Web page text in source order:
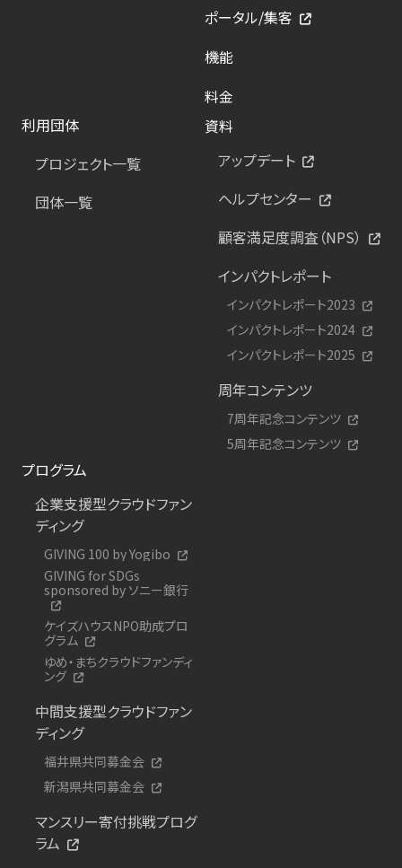
ポータル/集客
機能
料金
利用団体
プロジェクト一覧
団体一覧
資料
アップデート
ヘルプセンター
顧客満足度調査（NPS）
インパクトレポート
インパクトレポート2023
インパクトレポート2024
インパクトレポート2025
周年コンテンツ
7周年記念コンテンツ
5周年記念コンテンツ
プログラム
企業支援型クラウドファン
ディング
GIVING 100 by Yogibo
GIVING for SDGs
sponsored by ソニー銀行
ケイズハウスNPO助成プロ
グラム
ゆめ・まちクラウドファンディ
ング
中間支援型クラウドファン
ディング
福井県共同募金会
新潟県共同募金会
マンスリー寄付挑戦プログ
ラム